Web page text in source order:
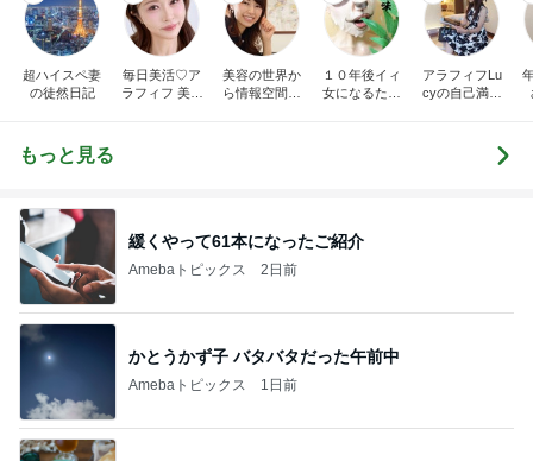
超ハイスペ妻
の徒然日記
毎日美活♡ア
ラフィフ 美容
美容の世界か
ら情報空間の
１０年後イィ
女になるため
アラフィフLu
cyの自己満足
もっと見る
緩くやって61本になったご紹介
Amebaトピックス 2日前
かとうかず子 バタバタだった午前中
Amebaトピックス 1日前